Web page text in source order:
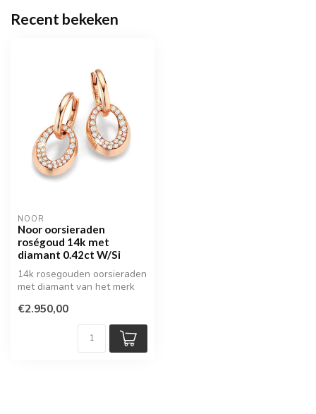
Recent bekeken
NOOR
Noor oorsieraden
roségoud 14k met
diamant 0.42ct W/Si
14k rosegouden oorsieraden
met diamant van het merk
€2.950,00